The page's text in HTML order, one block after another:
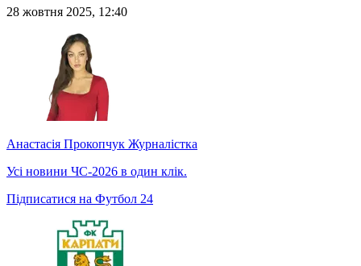
28 жовтня 2025, 12:40
Анастасія Прокопчук Журналістка
Усі новини ЧС-2026 в один клік.
Підписатися на Футбол 24